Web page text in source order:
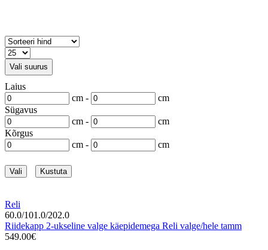
Vali suurus
Laius
cm -
cm
Sügavus
cm -
cm
Kõrgus
cm -
cm
Vali Kustuta
Reli
60.0/101.0/202.0
Riidekapp 2-ukseline valge käepidemega Reli valge/hele tamm
549.00€